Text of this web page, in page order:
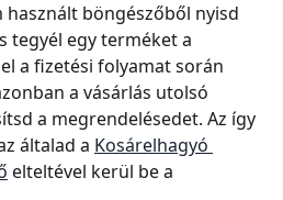
használt böngészőből nyisd
tegyél egy terméket a
a fizetési folyamat során
a vásárlás utolsó
a megrendelésedet. Az így
általad a Kosárelhagyó
elteltével kerül be a